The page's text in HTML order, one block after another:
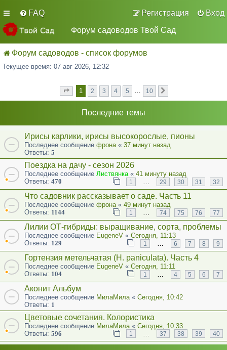
FAQ Вход
Регистрация
Форум садоводов Твой Сад
Форум садоводов - список форумов
Текущее время: 07 авг 2026, 12:32
Страница 1из 10
1 2 3 4 5 … 10
Последние темы
Ирисы карлики, ирисы высокорослые, пионы
Последнее сообщение фрона« 37 минут назад
Ответы: 5
Поездка на дачу - сезон 2026
Последнее сообщение Листвянка« 41 минуту назад
Ответы: 470 1 … 29 30 31 32
Что садовник рассказывает о саде. Часть 11
Последнее сообщение фрона« 49 минут назад
Ответы: 1144 1 … 74 75 76 77
Лилии ОТ-гибриды: выращивание, сорта, проблемы
Последнее сообщение EugeneV « Сегодня, 11:13
Ответы: 129 1 … 6 7 8 9
Гортензия метельчатая (Н. paniculata). Часть 4
Последнее сообщение EugeneV « Сегодня, 11:11
Ответы: 104 1 4 5 6 7
Аконит Альбум
Последнее сообщение МилаМила « Сегодня, 10:42
Ответы: 1
Цветовые сочетания. Колористика
Последнее сообщение МилаМила « Сегодня, 10:33
Ответы: 596 1 37 38 39 40